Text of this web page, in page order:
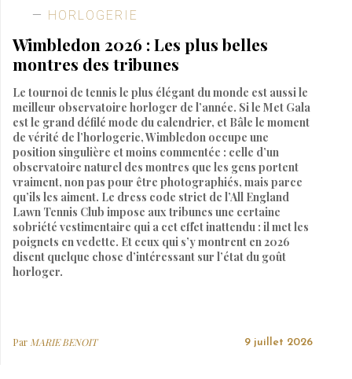
HORLOGERIE
Wimbledon 2026 : Les plus belles
montres des tribunes
Le tournoi de tennis le plus élégant du monde est aussi le
meilleur observatoire horloger de l’année. Si le Met Gala
est le grand défilé mode du calendrier, et Bâle le moment
de vérité de l’horlogerie, Wimbledon occupe une
position singulière et moins commentée : celle d’un
observatoire naturel des montres que les gens portent
vraiment, non pas pour être photographiés, mais parce
qu’ils les aiment. Le dress code strict de l’All England
Lawn Tennis Club impose aux tribunes une certaine
sobriété vestimentaire qui a cet effet inattendu : il met les
poignets en vedette. Et ceux qui s’y montrent en 2026
disent quelque chose d’intéressant sur l’état du goût
horloger.
Par MARIE BENOIT 9 juillet 2026